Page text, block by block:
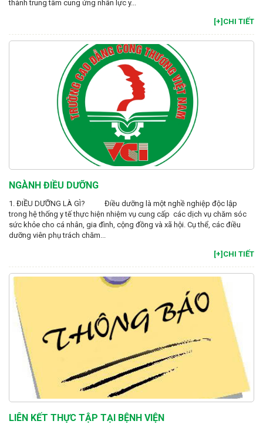
thành trung tâm cung ứng nhân lực y...
[+]CHI TIẾT
NGÀNH ĐIỀU DƯỠNG
1. ĐIỀU DƯỠNG LÀ GÌ? Điều dưỡng là một nghề nghiệp độc lập
trong hệ thống y tế thực hiện nhiệm vụ cung cấp các dịch vụ chăm sóc
sức khỏe cho cá nhân, gia đình, cộng đồng và xã hội. Cụ thể, các điều
dưỡng viên phụ trách chăm...
[+]CHI TIẾT
LIÊN KẾT THỰC TẬP TẠI BỆNH VIỆN